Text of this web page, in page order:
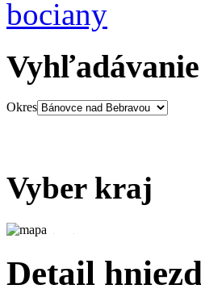
Okres
Vyber kraj
Detail